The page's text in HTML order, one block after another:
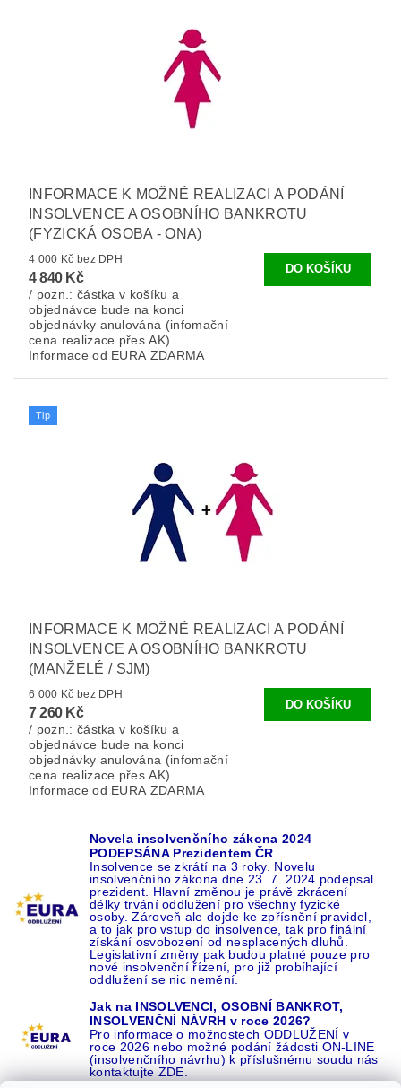
INFORMACE K MOŽNÉ REALIZACI A PODÁNÍ
INSOLVENCE A OSOBNÍHO BANKROTU
(FYZICKÁ OSOBA - ONA)
4 000 Kč bez DPH
4 840 Kč
/ pozn.: částka v košíku a
objednávce bude na konci
objednávky anulována (infomační
cena realizace přes AK).
Informace od EURA ZDARMA
Tip
INFORMACE K MOŽNÉ REALIZACI A PODÁNÍ
INSOLVENCE A OSOBNÍHO BANKROTU
(MANŽELÉ / SJM)
6 000 Kč bez DPH
7 260 Kč
/ pozn.: částka v košíku a
objednávce bude na konci
objednávky anulována (infomační
cena realizace přes AK).
Informace od EURA ZDARMA
Novela insolvenčního zákona 2024
PODEPSÁNA Prezidentem ČR
Insolvence se zkrátí na 3 roky. Novelu
insolvenčního zákona dne 23. 7. 2024 podepsal
prezident. Hlavní změnou je právě zkrácení
délky trvání oddlužení pro všechny fyzické
osoby. Zároveň ale dojde ke zpřísnění pravidel,
a to jak pro vstup do insolvence, tak pro finální
získání osvobození od nesplacených dluhů.
Legislativní změny pak budou platné pouze pro
nové insolvenční řízení, pro již probíhající
oddlužení se nic nemění.
Jak na INSOLVENCI, OSOBNÍ BANKROT,
INSOLVENČNÍ NÁVRH v roce 2026?
Pro informace o možnostech ODDLUŽENÍ v
roce 2026 nebo možné podání žádosti ON-LINE
(insolvenčního návrhu) k příslušnému soudu nás
kontaktujte ZDE.